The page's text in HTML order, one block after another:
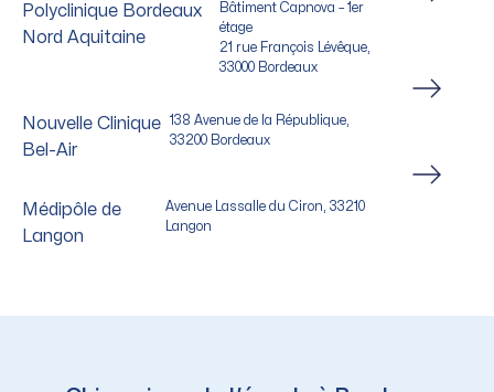
Polyclinique Bordeaux
Nord Aquitaine
Bâtiment Capnova – 1er
étage
21 rue François Lévêque,
33000 Bordeaux
Nouvelle Clinique
Bel-Air
138 Avenue de la République,
33200 Bordeaux
Médipôle de
Langon
Avenue Lassalle du Ciron, 33210
Langon